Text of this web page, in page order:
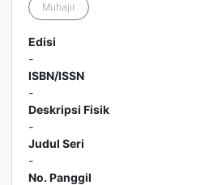
Muhajir
Edisi
-
ISBN/ISSN
-
Deskripsi Fisik
-
Judul Seri
-
No. Panggil